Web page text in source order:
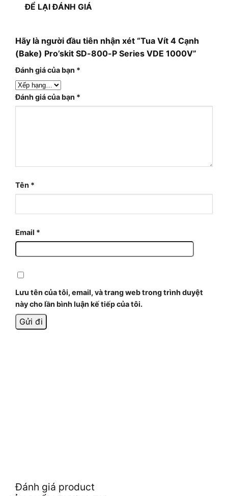
ĐỂ LẠI ĐÁNH GIÁ
Hãy là người đầu tiên nhận xét “Tua Vít 4 Cạnh
(Bake) Pro’skit SD-800-P Series VDE 1000V”
Đánh giá của bạn *
Đánh giá của bạn *
Tên *
Email *
Lưu tên của tôi, email, và trang web trong trình duyệt
này cho lần bình luận kế tiếp của tôi.
Đánh giá product